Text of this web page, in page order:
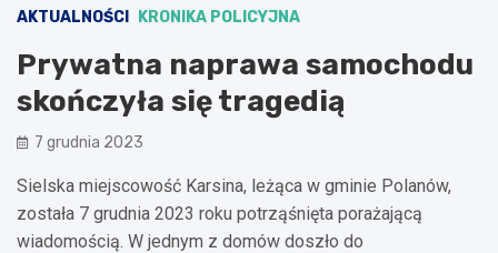
AKTUALNOŚCI KRONIKA POLICYJNA
Prywatna naprawa samochodu
skończyła się tragedią
7 grudnia 2023
Sielska miejscowość Karsina, leżąca w gminie Polanów,
została 7 grudnia 2023 roku potrząśnięta porażającą
wiadomością. W jednym z domów doszło do